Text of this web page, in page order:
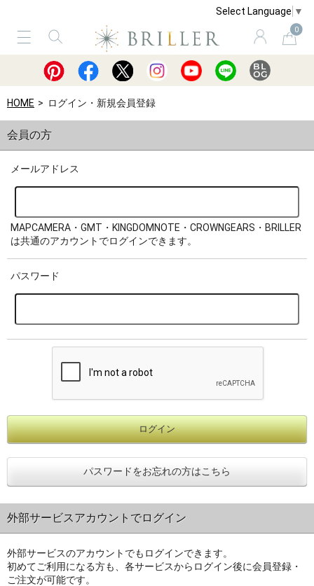
Select Language ▼
0
サービス ショッピングガイド 買取
HOME ログイン・新規会員登録
会員の方
メールアドレス
MAPCAMERA・GMT・KINGDOMNOTE・CROWNGEARS・BRILLER
は共通のアカウントでログインできます。
パスワード
パスワードをお忘れの方はこちら
外部サービスアカウントでログイン
外部サービスのアカウントでもログインできます。
初めてご利用になる方も、各サービスからログイン後に会員登録・
ご注文が可能です。